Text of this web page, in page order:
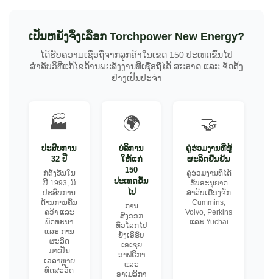
ເປັນຫຍັງຈຶ່ງເລືອກ Torchpower New Energy?
ໄດ້ຮັບຄວາມເຊື່ອຖືຈາກລູກຄ້າໃນເຂດ 150 ປະເທດຂຶ້ນໄປ
ສຳລັບວິທີແກ້ໄຂດ້ານພະລັງງານທີ່ເຊື່ອຖືໄດ້ ສະອາດ ແລະ ຈັດຕັ້ງ
ຢ່າງເປັນປະຈຳ
🏭
ປະສົບການ
32 ປີ
ກໍ່ຕັ້ງຂຶ້ນໃນ
ປີ 1993, ມີ
ປະສົບການ
ດ້ານການຄົ້ນ
ຄວ້າ ແລະ
ພັດທະນາ
ແລະ ການ
ຜະລິດ
ມາເປັນ
ເວລາຫຼາຍ
ທົດສະວັດ
🌍
ບໍລິການ
ໃຫ້ແກ່
150
ປະເທດຂຶ້ນ
ໄປ
ການ
ສົ່ງອອກ
ທົ່ວໂລກໄປ
ຍັງເອີຣົບ
ເອເຊຍ
ອາຟຣິກາ
ແລະ
ອາເມລິກາ
🤝
ຄູ່ຮ່ວມງານທີ່ຜູ້
ຜະລິດຢືນຢັນ
ຄູ່ຮ່ວມງານທີ່ໄດ້
ຮັບອະນຸຍາດ
ສຳລັບເຄື່ອງຈັກ
Cummins,
Volvo, Perkins
ແລະ Yuchai